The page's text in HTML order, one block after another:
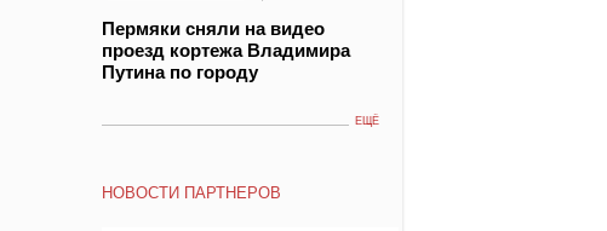
Пермяки сняли на видео
проезд кортежа Владимира
Путина по городу
ЕЩЁ
НОВОСТИ ПАРТНЕРОВ